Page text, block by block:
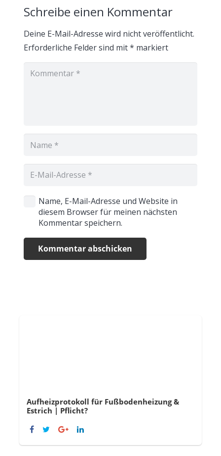
Schreibe einen Kommentar
Deine E-Mail-Adresse wird nicht veröffentlicht.
Erforderliche Felder sind mit* markiert
Name, E-Mail-Adresse und Website in
diesem Browser für meinen nächsten
Kommentar speichern.
Kommentar abschicken
Aufheizprotokoll für Fußbodenheizung &
Estrich | Pflicht?